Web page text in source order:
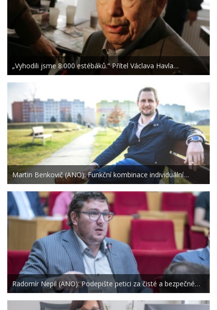
„Vyhodili jsme 8.000 estébáků.“ Přítel Václava Havla…
Martin Benkovič (ANO): Funkční kombinace individuální…
Radomír Nepil (ANO): Podepište petici za čisté a bezpečné…